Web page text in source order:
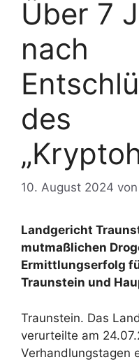
Über 7
nach
des
10. August 2024 von
Landgericht
mutmaßlichen
Ermittlungserfolg
Traunstein und
Traunstein. Das
verurteilte am
Verhandlungstagen